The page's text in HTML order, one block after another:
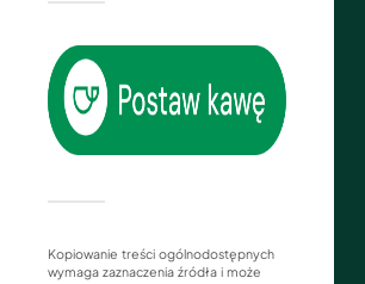
Kopiowanie treści ogólnodostępnych
wymaga zaznaczenia źródła i może